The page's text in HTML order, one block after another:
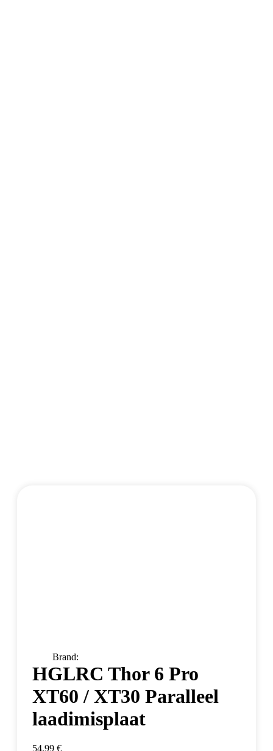
Brand:
HGLRC Thor 6 Pro
XT60 / XT30 Paralleel
laadimisplaat
54,99 €